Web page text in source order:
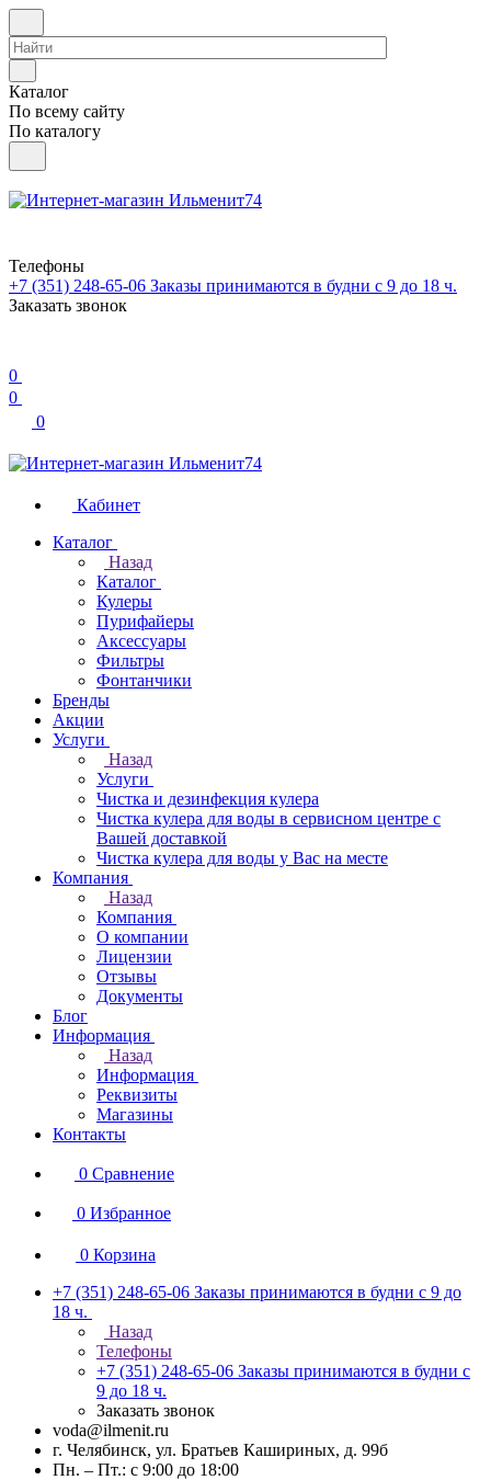
Каталог
По всему сайту
По каталогу
Телефоны
+7 (351) 248-65-06 Заказы принимаются в будни с 9 до 18 ч.
Заказать звонок
0
0
0
Кабинет
Каталог
Назад
Каталог
Кулеры
Пурифайеры
Аксессуары
Фильтры
Фонтанчики
Бренды
Акции
Услуги
Назад
Услуги
Чистка и дезинфекция кулера
Чистка кулера для воды в сервисном центре с
Вашей доставкой
Чистка кулера для воды у Вас на месте
Компания
Назад
Компания
О компании
Лицензии
Отзывы
Документы
Блог
Информация
Назад
Информация
Реквизиты
Магазины
Контакты
0 Сравнение
0 Избранное
0 Корзина
+7 (351) 248-65-06 Заказы принимаются в будни с 9 до
18 ч.
Назад
Телефоны
+7 (351) 248-65-06 Заказы принимаются в будни с
9 до 18 ч.
Заказать звонок
voda@ilmenit.ru
г. Челябинск, ул. Братьев Кашириных, д. 99б
Пн. – Пт.: с 9:00 до 18:00